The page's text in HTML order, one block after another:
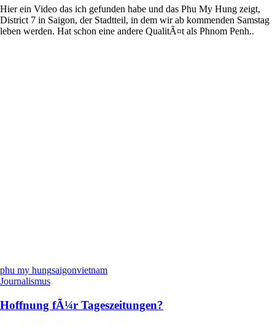
Hier ein Video das ich gefunden habe und das Phu My Hung zeigt,
District 7 in Saigon, der Stadtteil, in dem wir ab kommenden Samstag
leben werden. Hat schon eine andere QualitÃ¤t als Phnom Penh..
phu my hungsaigonvietnam
Journalismus
Hoffnung fÃ¼r Tageszeitungen?